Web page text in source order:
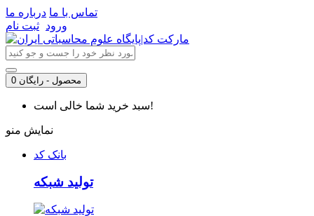
تماس با ما درباره ما
ورود ثبت نام
0 محصول - رایگان
سبد خرید شما خالی است!
نمایش منو
بانک کد
تولید شبکه